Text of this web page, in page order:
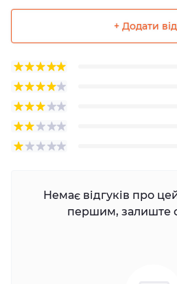
+ Додати
Немає відгуків про
першим, залиште